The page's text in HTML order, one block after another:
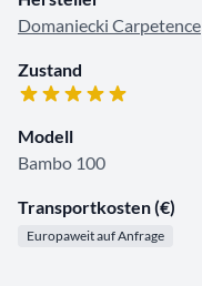
Domaniecki Carpetence
Zustand
Modell
Bambo 100
Transportkosten (€)
Europaweit auf Anfrage